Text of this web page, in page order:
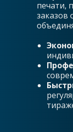
печати,
заказов